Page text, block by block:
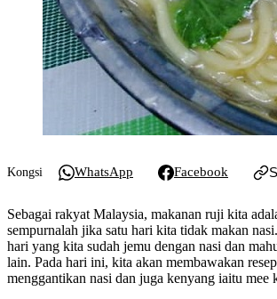
Kongsi WhatsApp Facebook
Sebagai rakyat Malaysia, makanan ruji kita
sempurnalah jika satu hari kita tidak makan
hari yang kita sudah jemu dengan nasi dan
lain. Pada hari ini, kita akan membawakan
menggantikan nasi dan juga kenyang iaitu mee